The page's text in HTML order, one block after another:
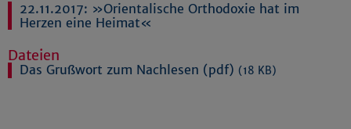
22.11.2017: »Orientalische Orthodoxie hat im
Herzen eine Heimat«
Dateien
Das Grußwort zum Nachlesen (pdf) (18 KB)